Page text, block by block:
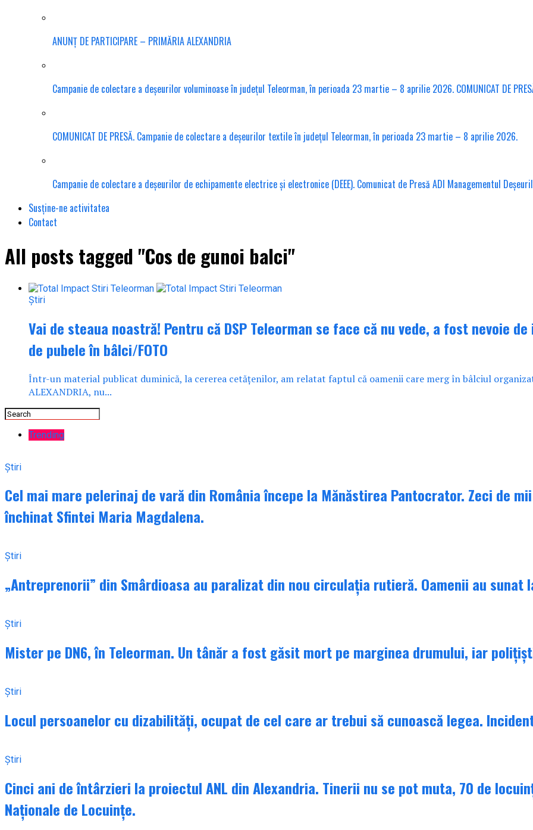
ANUNȚ DE PARTICIPARE – PRIMĂRIA ALEXANDRIA
Campanie de colectare a deșeurilor voluminoase în județul Teleorman, în perioada 23 martie – 8 aprilie 2026. COMUNICAT DE
COMUNICAT DE PRESĂ. Campanie de colectare a deșeurilor textile în județul Teleorman, în perioada 23 martie – 8 aprilie 2026.
Campanie de colectare a deșeurilor de echipamente electrice și electronice (DEEE). Comunicat de Presă ADI Managementul
Susține-ne activitatea
Contact
All posts tagged "Cos de gunoi balci"
Știri
Vai de steaua noastră! Pentru că DSP Teleorman se face că nu vede, a fost nevoie
de pubele în bâlci/FOTO
Într-un material publicat duminică, la cererea cetățenilor, am relatat faptul că oamenii care merg în bâlciul organizat
ALEXANDRIA, nu...
Trending
Știri
Cel mai mare pelerinaj de vară din România începe la Mănăstirea Pantocrator. Zeci de
închinat Sfintei Maria Magdalena.
Știri
„Antreprenorii” din Smârdioasa au paralizat din nou circulația rutieră. Oamenii au sunat
Știri
Mister pe DN6, în Teleorman. Un tânăr a fost găsit mort pe marginea drumului, iar
Știri
Locul persoanelor cu dizabilități, ocupat de cel care ar trebui să cunoască legea.
Știri
Cinci ani de întârzieri la proiectul ANL din Alexandria. Tinerii nu se pot muta, 70 de
Naționale de Locuințe.